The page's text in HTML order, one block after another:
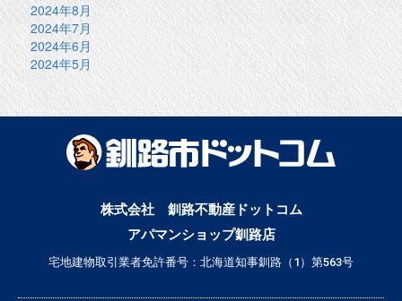
2024年8月
2024年7月
2024年6月
2024年5月
株式会社 釧路不動産ドットコム
アパマンショップ釧路店
宅地建物取引業者免許番号：北海道知事釧路（1）第563号